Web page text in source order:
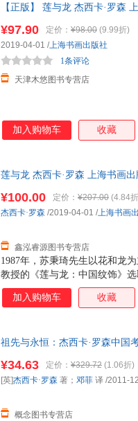
【正版】 莲与龙 杰西卡·罗森
¥97.90 定价： ¥98.00 (9.99折)
天津木悠图书专营店
1条评论
2019-04-01 /上海书画出版社
加入购物车 收藏
莲与龙 杰西卡·罗森 上海书画
1987年，苏秉琦先生以花和龙
教授的《莲与龙：中国纹饰》
之间的互动及其内在驱动。这
西方许多展览图录成为了解此
作为青年学者的罗森教授，利
陵墓、家具、银器、陶瓷、纺
是不同文化彼此交流、互动的
¥100.00 定价： ¥207.00 (4.84
鑫泓睿源图书专营店
杰西卡·罗森 /2019-04-01 /上海书画
加入购物车 收藏
祖先与永恒：杰西卡·罗森中国
¥34.63 定价： ¥329.72 (1.06折)
概念图书专营店
[英]杰西卡·罗森 著； 邓菲 译 /2011-